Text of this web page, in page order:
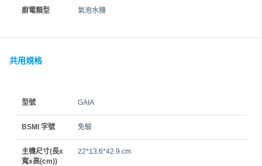
廚電類型 氣泡水機
共用規格
型號 GAIA
BSMI 字號 免驗
主機尺寸(長x
寬x高(cm))
22*13.6*42.9 cm